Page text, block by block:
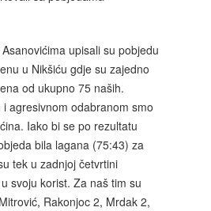
upisali su pobjedu
u Nikšiću gdje su zajedno
od ukupno 75 naših.
agresivnom odabranom smo
Iako bi se po rezultatu
bila lagana (75:43) za
tek u zadnjoj četvrtini
svoju korist. Za naš tim su
Rakonjoc 2, Mrdak 2,